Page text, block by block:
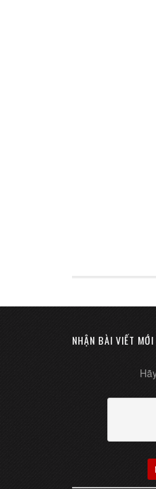
NHẬN BÀI VIẾT MỚI